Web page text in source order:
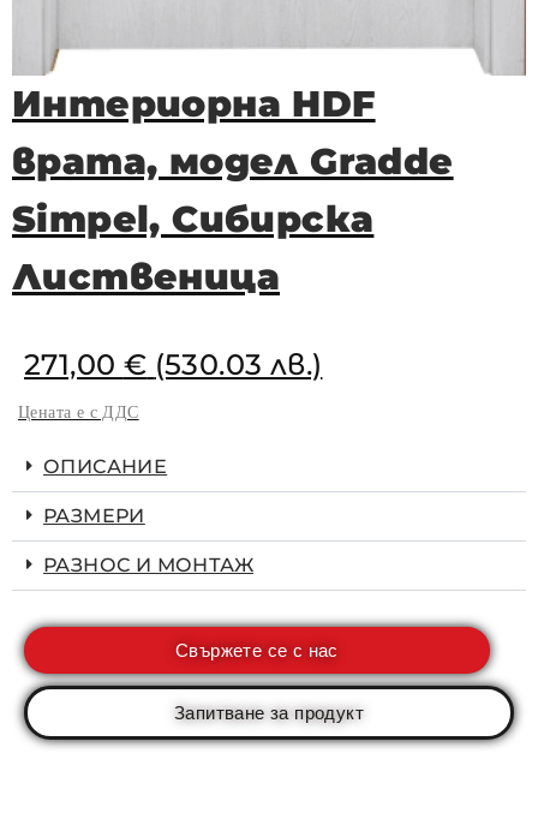
Интериорна HDF
врата, модел Gradde
Simpel, Сибирска
Лиственица
271,00 € (530.03 лв.)
Цената е с ДДС
ОПИСАНИЕ
РАЗМЕРИ
РАЗНОС И МОНТАЖ
Свържете се с нас
Запитване за продукт